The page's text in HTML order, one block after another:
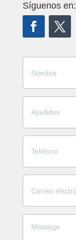
Síguenos en: